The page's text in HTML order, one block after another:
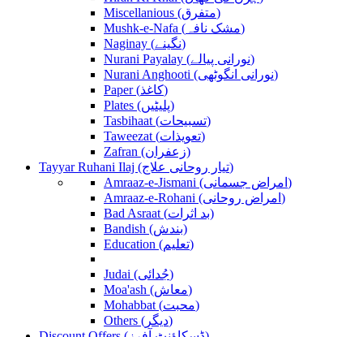
Miscellanious (متفرق)
Mushk-e-Nafa (مشک نافہ)
Naginay (نگینے)
Nurani Payalay (نورانی پیالے)
Nurani Anghooti (نورانی انگوٹھی)
Paper (کاغذ)
Plates (پلیٹیں)
Tasbihaat (تسبیحات)
Taweezat (تعویذات)
Zafran (زعفران)
Tayyar Ruhani Ilaj (تیار روحانی علاج)
Amraaz-e-Jismani (امراض جسمانی)
Amraaz-e-Rohani (امراض روحانی)
Bad Asraat (بد اثرات)
Bandish (بندش)
Education (تعلیم)
Judai (جُدائی)
Moa'ash (معاش)
Mohabbat (محبت)
Others (دیگر)